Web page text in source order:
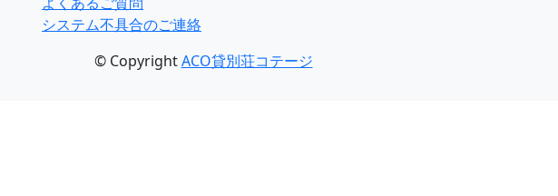
システム不具合のご連絡
© CopyrightACO貸別荘コテージ